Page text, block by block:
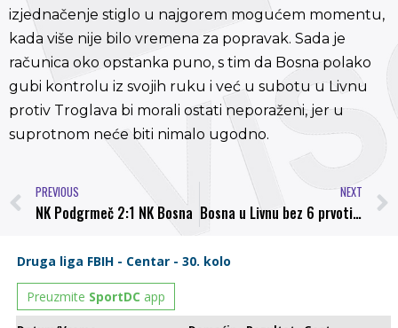
izjednačenje stiglo u najgorem mogućem momentu,
kada više nije bilo vremena za popravak. Sada je
računica oko opstanka puno, s tim da Bosna polako
gubi kontrolu iz svojih ruku i već u subotu u Livnu
protiv Troglava bi morali ostati neporaženi, jer u
suprotnom neće biti nimalo ugodno.
PREVIOUS
NK Podgrmeč 2:1 NK Bosna
NEXT
Bosna u Livnu bez 6 prvotimaca